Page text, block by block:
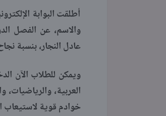
أطلقت البوابة
عادل النجار، بنسبة نجاح
ويمكن للطلاب الآن
العربية،
خوادم قوية لاستيعاب